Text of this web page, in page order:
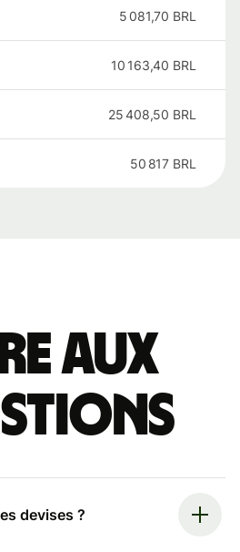
5 081,70 BRL
10 163,40 BRL
25 408,50 BRL
50 817 BRL
aux
devises ?